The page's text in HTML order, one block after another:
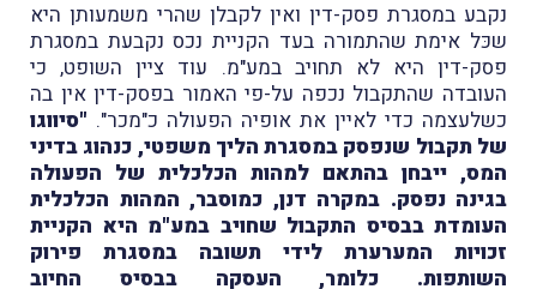
נקבע במסגרת פסק-דין ואין לקבלן שהרי משמעותן היא
שכּל אימת שהתמורה בעד הקניית נכס נקבעת במסגרת
פסק-דין היא לא תחויב במע"מ. עוד ציין השופט, כי
העובדה שהתקבול נכפה על-פי האמור בפסק-דין אין בה
כשלעצמה כדי לאיין את אופיה הפעולה כ"מכר". "סיווגו
של תקבול שנפסק במסגרת הליך משפטי, כנהוג בדיני
המס, ייבחן בהתאם למהות הכלכלית של הפעולה
בגינה נפסק. במקרה דנן, כמוסבר, המהות הכלכלית
העומדת בבסיס התקבול שחויב במע"מ היא הקניית
זכויות המערערת לידי תשובה במסגרת פירוק
השותפות. כלומר, העסקה בבסיס החיוב